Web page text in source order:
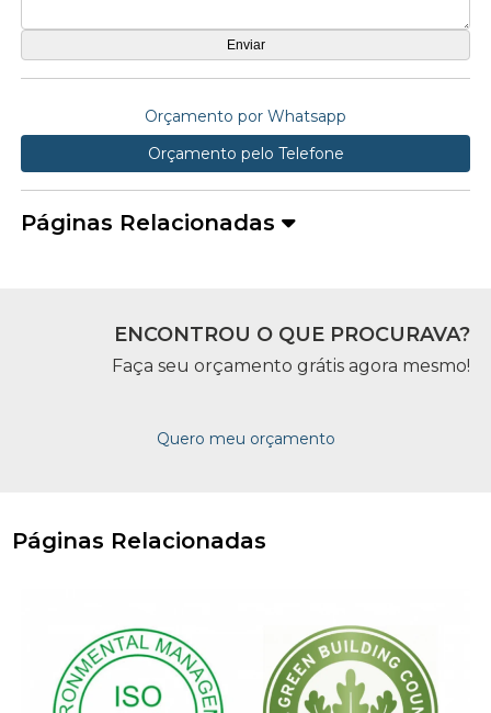
Orçamento por Whatsapp
Orçamento pelo Telefone
Páginas Relacionadas
ENCONTROU O QUE PROCURAVA?
Faça seu orçamento grátis agora mesmo!
Quero meu orçamento
Páginas Relacionadas